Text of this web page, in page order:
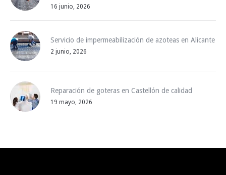
16 junio, 2026
Servicio de impermeabilización de azoteas en Alicante
2 junio, 2026
Reparación de goteras en Castellón de calidad
19 mayo, 2026